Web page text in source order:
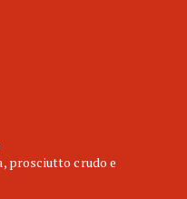
prosciutto crudo e